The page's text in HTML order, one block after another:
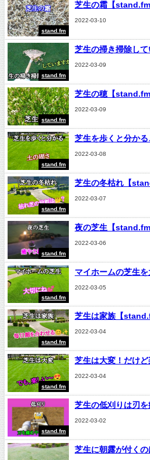
stand.fm
芝生の霜【stand.fm
2022-03-10
stand.fm
芝生の掃き掃除し
2022-03-09
stand.fm
芝生の穂【stand.fm
2022-03-09
stand.fm
芝生を歩くと分か
2022-03-08
stand.fm
芝生の冬枯れ【
2022-03-07
stand.fm
夜の芝生【stand.fm
2022-03-06
stand.fm
マイホームの芝生
2022-03-05
stand.fm
芝生は家族【
2022-03-04
stand.fm
芝生は大変！だけ
2022-03-04
stand.fm
芝生の低刈りは刃
2022-03-02
芝生に朝露が付く